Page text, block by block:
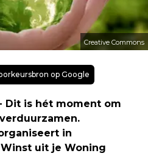
Creative Commons
op Google
- Dit is hét moment om
in
Winst uit je Woning